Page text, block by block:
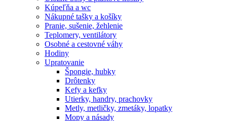
Kúpeľňa a wc
Nákupné tašky a košíky
Pranie, sušenie, žehlenie
Teplomery, ventilátory
Osobné a cestovné váhy
Hodiny
Upratovanie
Špongie, hubky
Drôtenky
Kefy a kefky
Utierky, handry, prachovky
Metly, metličky, zmetáky, lopatky
Mopy a násady